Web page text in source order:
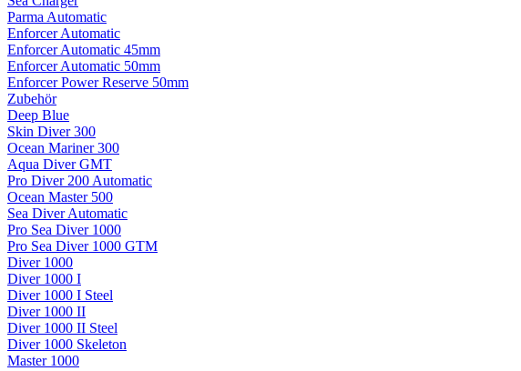
Parma Automatic
Enforcer Automatic
Enforcer Automatic 45mm
Enforcer Automatic 50mm
Enforcer Power Reserve 50mm
Zubehör
Deep Blue
Skin Diver 300
Ocean Mariner 300
Aqua Diver GMT
Pro Diver 200 Automatic
Ocean Master 500
Sea Diver Automatic
Pro Sea Diver 1000
Pro Sea Diver 1000 GTM
Diver 1000
Diver 1000 I
Diver 1000 I Steel
Diver 1000 II
Diver 1000 II Steel
Diver 1000 Skeleton
Master 1000